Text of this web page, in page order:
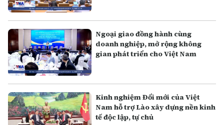
Ngoại giao đồng hành cùng
doanh nghiệp, mở rộng không
gian phát triển cho Việt Nam
Kinh nghiệm Đổi mới của Việt
Nam hỗ trợ Lào xây dựng nền kinh
tế độc lập, tự chủ